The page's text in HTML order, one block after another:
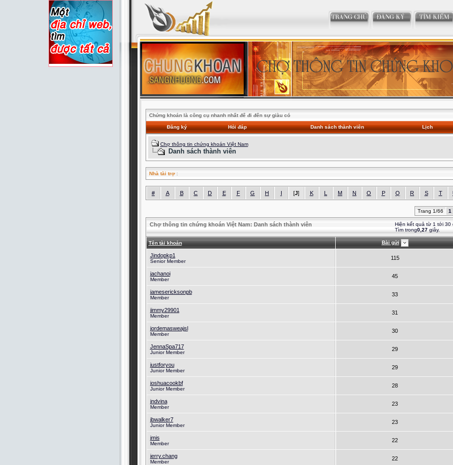
Chứng khoán là công cụ nhanh nhất để đi đến sự giàu có
Đăng ký Hỏi đáp Danh sách thành viên Lịch
Chợ thông tin chứng khoán Việt Nam
Danh sách thành viên
Nhà tài trợ:
# A B C D E F G H I [J] K L M N O P Q R S T
Trang 1/66 1
Hiện kết quả từ 1 tới 30
Tìm trong0,27giây.
Chợ thông tin chứng khoán Việt Nam: Danh sách thành viên
Tên tài khoản Bài gửi
Jindopkp1
Senior Member
115
jachanoi
Member
45
jamesericksonpb
Member
33
jimmy29901
Member
31
jordemasweajsl
Member
30
JennaSpa717
Junior Member
29
justforyou
Junior Member
29
joshuacookbf
Junior Member
28
jndvina
Member
23
jbwalker7
Junior Member
23
jmis
Member
22
jerry.chang
Member
22